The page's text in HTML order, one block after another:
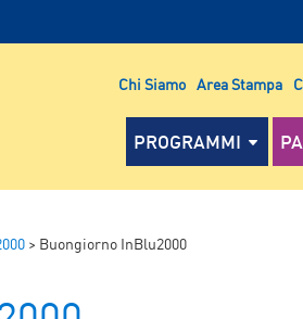
Chi Siamo Area Stampa
PROGRAMMI
> Buongiorno InBlu2000